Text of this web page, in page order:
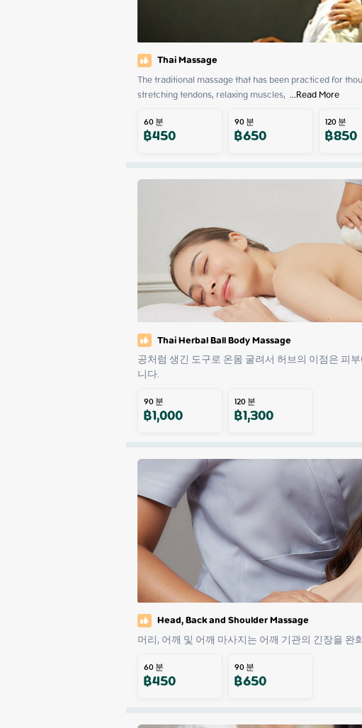
Thai Massage
The traditional massage that has been practiced for
stretching tendons, relaxing muscles, ...Read More
60분
฿450 90분
฿650 120분
฿850
Thai Herbal Ball Body Massage
공처럼 생긴 도구로 온몸 굴려서 허브의 이점은 피
니다.
90분
฿1,000 120분
฿1,300
Head, Back and Shoulder Massage
머리, 어깨 및 어깨 마사지는 어깨 기관의 긴장을
60분
฿450 90분
฿650